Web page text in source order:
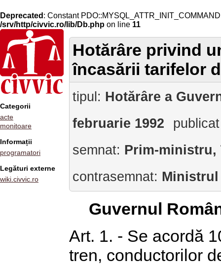
Deprecated : Constant
/srv/http/civvic.ro/lib/Db.php on line 11
Categorii
acte
monitoare
Informații
programatori
Legături externe
wiki.civvic.ro
Hotărâre privind
încasării tarifelor
tipul: Hotărâre a
februarie 1992
semnat: Prim-ministru,
contrasemnat:
Guvernul
Art. 1. - Se acordă
tren, conductorilor